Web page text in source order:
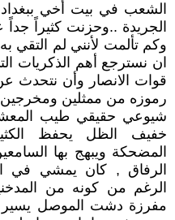
الشعب في بيت أخي
الجريدة ..وحزنت كثيراً
وكم تألمت لأنني لم التقي
ان نسترجع أهم الذكريات
قوات الانصار وأن نتحدث
رموزه من ممثلين
شيوعي حقيقي طيب
خفيف الظل يحفظ
المضحكة ويبهج بها
الرفاق , كان يمشي في
الرغم من كونه من
مفرزة دشت الموصل يسير